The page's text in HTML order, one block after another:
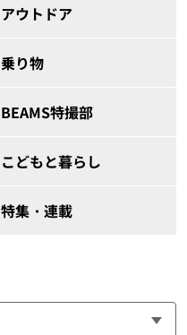
アウトドア
乗り物
BEAMS特撮部
こどもと暮らし
特集・連載